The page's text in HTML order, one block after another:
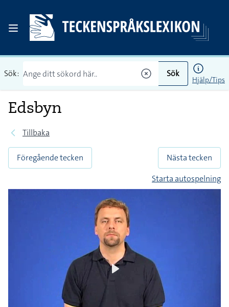
Sök: Sök
Hjälp/Tips
Edsbyn
Tillbaka
Föregående tecken
Nästa tecken
Starta autospelning